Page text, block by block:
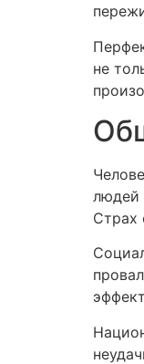
не
людей
Страх